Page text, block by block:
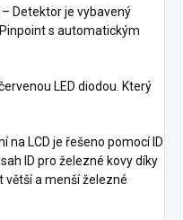
– Detektor je vybavený
s automatickým
LED diodou. Který
na LCD je řešeno pomocí ID
ID pro železné kovy díky
větší a menší železné